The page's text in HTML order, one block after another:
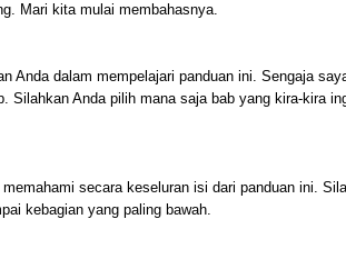
Mari kita mulai membahasnya.
Anda dalam mempelajari panduan ini. Sengaja
Silahkan Anda pilih mana saja bab yang kira-kira
memahami secara keseluran isi dari panduan ini.
kebagian yang paling bawah.